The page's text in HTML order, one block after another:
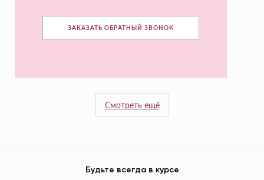
ЗАКАЗАТЬ ОБРАТНЫЙ ЗВОНОК
Смотреть ещё
Будьте всегда в курсе